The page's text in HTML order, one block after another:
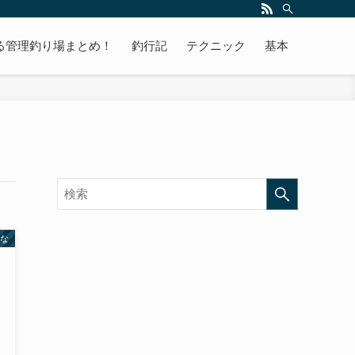
理釣り場まとめ！ 釣行記 テクニック 基本